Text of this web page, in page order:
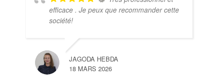
efficace . Je peux que recommander cette
société!
JAGODA HEBDA
18 MARS 2026